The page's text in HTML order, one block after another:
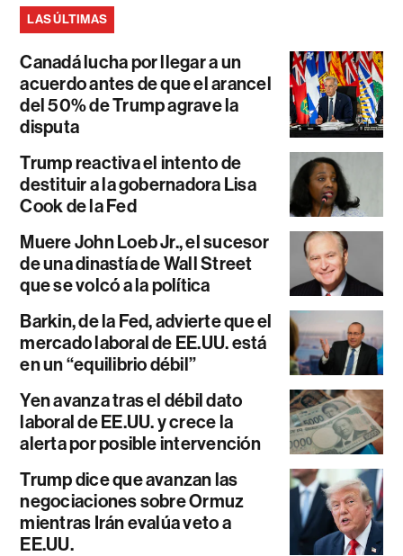
LAS ÚLTIMAS
Canadá lucha por llegar a un
acuerdo antes de que el arancel
del 50% de Trump agrave la
disputa
Trump reactiva el intento de
destituir a la gobernadora Lisa
Cook de la Fed
Muere John Loeb Jr., el sucesor
de una dinastía de Wall Street
que se volcó a la política
Barkin, de la Fed, advierte que el
mercado laboral de EE.UU. está
en un “equilibrio débil”
Yen avanza tras el débil dato
laboral de EE.UU. y crece la
alerta por posible intervención
Trump dice que avanzan las
negociaciones sobre Ormuz
mientras Irán evalúa veto a
EE.UU.